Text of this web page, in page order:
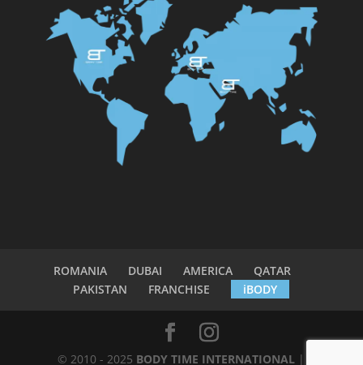
ROMANIA DUBAI AMERICA
QATAR
PAKISTAN
FRANCHISE iBODY
© 2010 - 2025 BODY TIME INTERNATIONAL |